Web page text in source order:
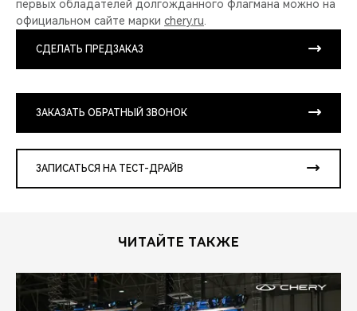
первых обладателей долгожданного флагмана можно на
официальном сайте марки chery.ru
СДЕЛАТЬ ПРЕДЗАКАЗ
ЗАКАЗАТЬ ОБРАТНЫЙ ЗВОНОК
ЗАПИСАТЬСЯ НА ТЕСТ-ДРАЙВ
ЧИТАЙТЕ ТАКЖЕ